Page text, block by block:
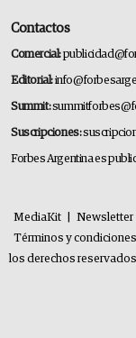
Contactos
Comercial:
Editorial:
Summit:
Suscripciones:
Forbes Argentina es
MediaKit Newsletter
Términos y condiciones
los derechos